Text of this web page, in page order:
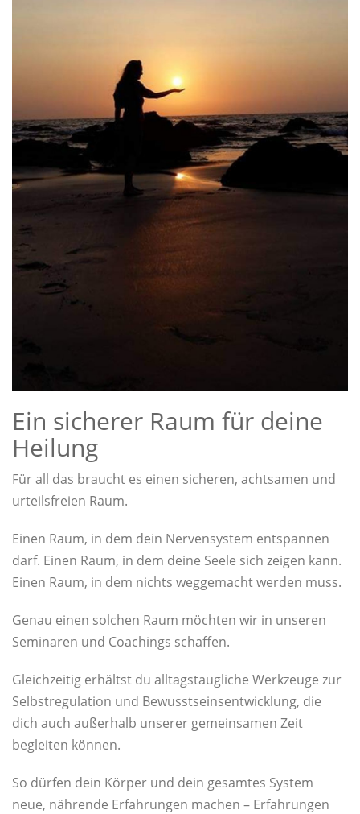
Ein sicherer Raum für deine
Heilung
Für all das braucht es einen sicheren, achtsamen und
urteilsfreien Raum.
Einen Raum, in dem dein Nervensystem entspannen
darf. Einen Raum, in dem deine Seele sich zeigen kann.
Einen Raum, in dem nichts weggemacht werden muss.
Genau einen solchen Raum möchten wir in unseren
Seminaren und Coachings schaffen.
Gleichzeitig erhältst du alltagstaugliche Werkzeuge zur
Selbstregulation und Bewusstseinsentwicklung, die
dich auch außerhalb unserer gemeinsamen Zeit
begleiten können.
So dürfen dein Körper und dein gesamtes System
neue, nährende Erfahrungen machen – Erfahrungen